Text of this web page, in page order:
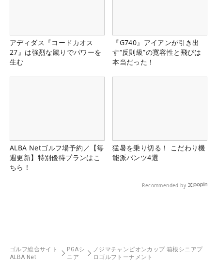
アディダス『コードカオス
27』は強烈な蹴りでパワーを
生む
『G740』アイアンが引き出
す“反則級”の寛容性と飛びは
本当だった！
ALBA Netゴルフ場予約／【毎
週更新】特別優待プランはこ
ちら！
猛暑を乗り切る！ こだわり機
能派パンツ4選
Recommended by
ゴルフ総合サイト
ALBA Net
PGAシ
ニア
ノジマチャンピオンカップ 箱根シニアプ
ロゴルフトーナメント